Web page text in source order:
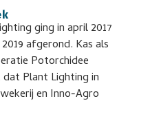
ging in april 2017
afgerond. Kas als
Potorchidee
Plant Lighting in
en Inno-Agro